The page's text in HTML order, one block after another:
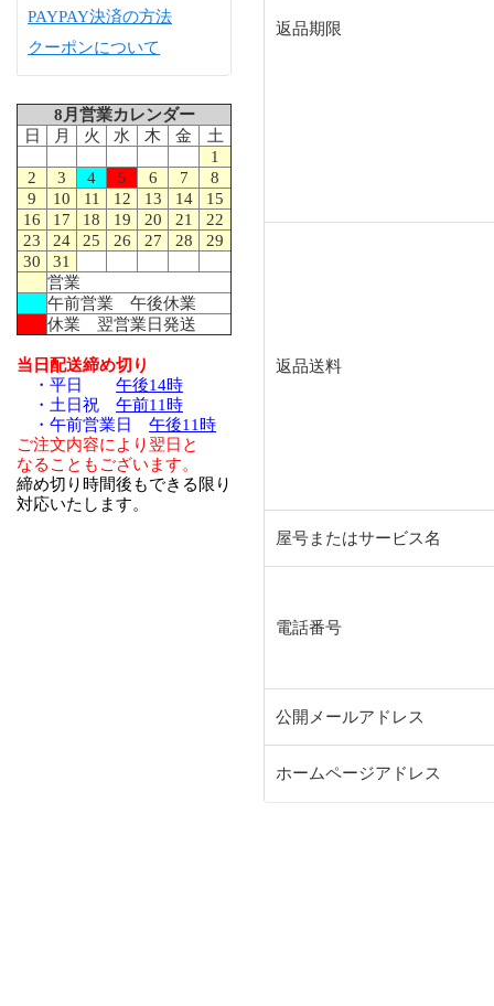
PAYPAY決済の方法
クーポンについて
8月営業カレンダー
日
月 火 水 木 金
土
1
2
3 4 5 6 7
8
9
10 11 12 13 14
15
16
17 18 19 20 21
22
23
24 25 26 27 28
29
30
31
営業
午前営業 午後休業
休業 翌営業日発送
当日配送締め切り
・平日 午後14時
・土日祝 午前11時
・午前営業日 午後11時
ご注文内容により翌日と
なることもございます。
締め切り時間後もできる限り
対応いたします。
返品期限
返品送料
屋号またはサービス名
電話番号
公開メールアドレス
ホームページアドレス